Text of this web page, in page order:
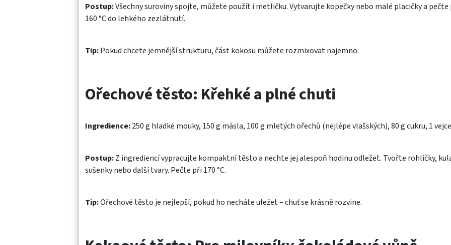
Postup:Všechny suroviny spojte, můžete použít i metličku. Vytvarujte kopečky nebo malé placičky a pečte
160 °C do lehkého zezlátnutí.
Tip:Pokud chcete jemnější strukturu, část kokosu můžete rozmixovat najemno.
Ořechové těsto: Křehké a plné chuti
Ingredience:250 g hladké mouky, 150 g másla, 100 g mletých ořechů (nejlépe vlašských), 80 g cukru, 1
Postup:Z ingrediencí vypracujte kompaktní těsto a nechte jej alespoň hodinu odležet. Tvořte rohlíčky,
sušenky nebo další tvary. Pečte při 170 °C.
Tip:Ořechové těsto je nejlepší, pokud ho necháte uležet – chuť se krásně rozvine.